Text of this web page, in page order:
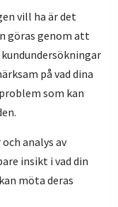
vill ha är det
göras genom att
på vad dina
som kan
analys av
insikt i vad din
möta deras